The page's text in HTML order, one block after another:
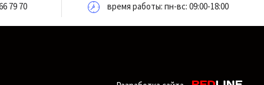
79 70 время работы: пн-вс: 09:00-18:00